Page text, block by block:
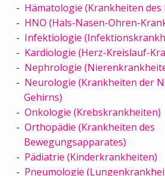
Hämatologie (Krankheiten des
HNO (Hals-Nasen-Ohren-
Infektiologie
Kardiologie (Herz-Kreislauf-
Nephrologie
Neurologie (Krankheiten der
Gehirns)
Onkologie (Krebskrankheiten)
Orthopädie (Krankheiten des
Bewegungsapparates)
Pädiatrie (Kinderkrankheiten)
Pneumologie